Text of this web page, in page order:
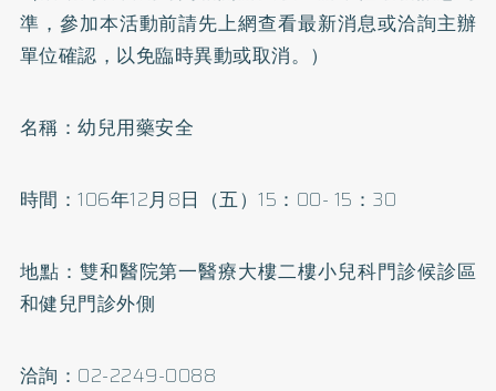
準，參加本活動前請先上網查看最新消息或洽詢主辦
單位確認，以免臨時異動或取消。）
名稱：幼兒用藥安全
時間：106年12月8日（五）15：00- 15：30
地點：雙和醫院第一醫療大樓二樓小兒科門診候診區
和健兒門診外側
洽詢：02-2249-0088